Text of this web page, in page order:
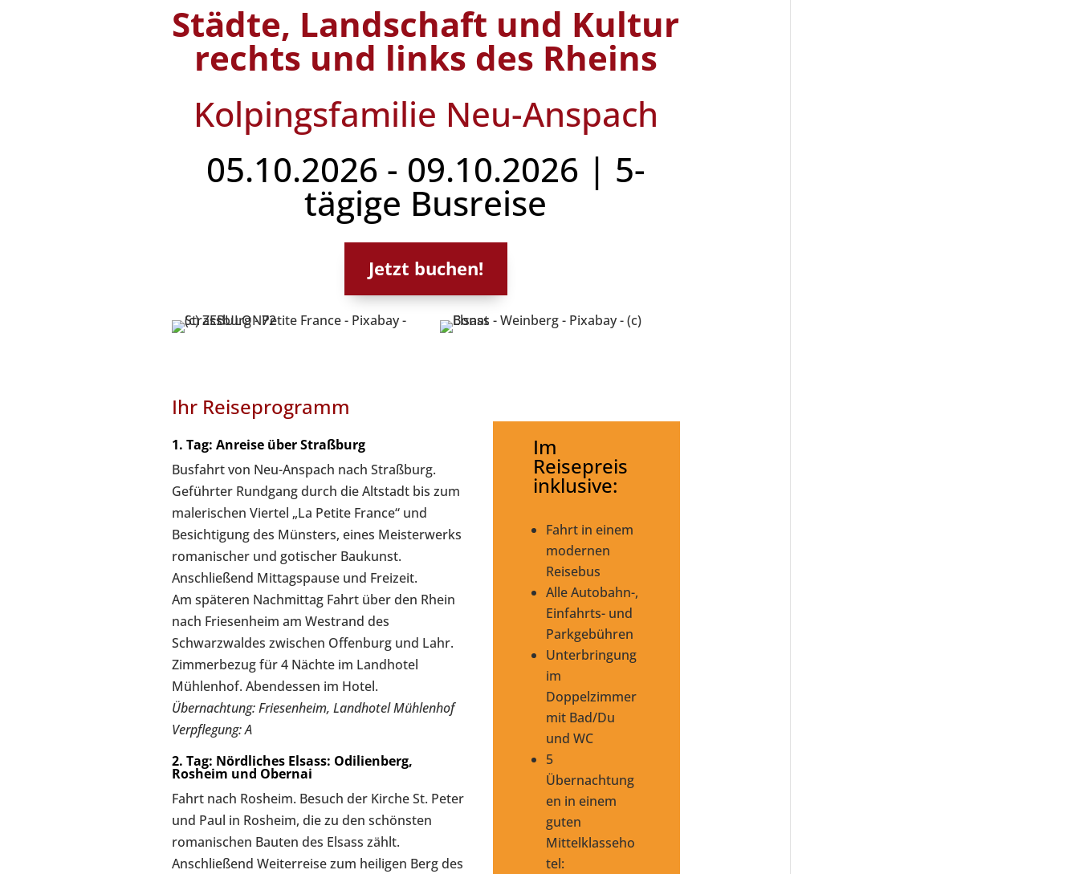
Städte, Landschaft und Kultur
rechts und links des Rheins
Kolpingsfamilie Neu-Anspach
05.10.2026 - 09.10.2026 | 5-
tägige Busreise
Jetzt buchen!
Ihr Reiseprogramm
1. Tag: Anreise über Straßburg
Busfahrt von Neu-Anspach nach Straßburg.
Geführter Rundgang durch die Altstadt bis zum
malerischen Viertel „La Petite France“ und
Besichtigung des Münsters, eines Meisterwerks
romanischer und gotischer Baukunst.
Anschließend Mittagspause und Freizeit.
Am späteren Nachmittag Fahrt über den Rhein
nach Friesenheim am Westrand des
Schwarzwaldes zwischen Offenburg und Lahr.
Zimmerbezug für 4 Nächte im Landhotel
Mühlenhof. Abendessen im Hotel.
Übernachtung: Friesenheim, Landhotel Mühlenhof
Verpflegung: A
2. Tag: Nördliches Elsass: Odilienberg,
Rosheim und Obernai
Fahrt nach Rosheim. Besuch der Kirche St. Peter
und Paul in Rosheim, die zu den schönsten
romanischen Bauten des Elsass zählt.
Anschließend Weiterreise zum heiligen Berg des
Im
Reisepreis
inklusive:
Fahrt in einem
modernen
Reisebus
Alle Autobahn-,
Einfahrts- und
Parkgebühren
Unterbringung
im
Doppelzimmer
mit Bad/Du
und WC
5
Übernachtung
en in einem
guten
Mittelklasseho
tel: